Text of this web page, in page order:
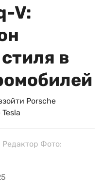
V:
в
Porsche
Редактор Фото: